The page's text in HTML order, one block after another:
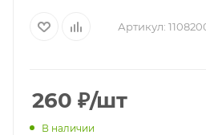
Артикул:
260 ₽/шт
В наличии